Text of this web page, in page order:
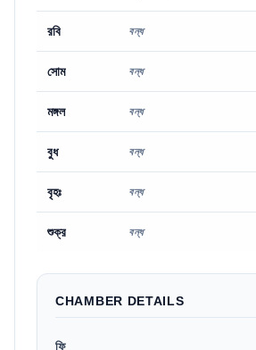
রবি বন্ধ
সোম বন্ধ
মঙ্গল বন্ধ
বুধ বন্ধ
বৃহঃ বন্ধ
শুক্র বন্ধ
CHAMBER DETAILS
ফি